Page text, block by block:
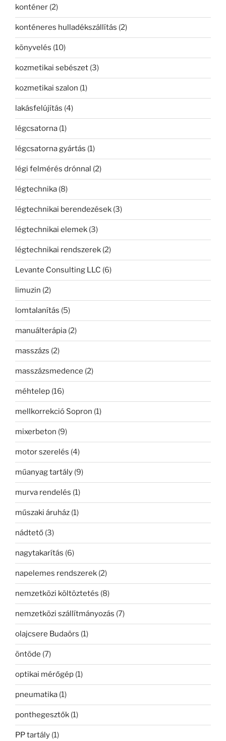
konténer (2)
konténeres hulladékszállítás (2)
könyvelés (10)
kozmetikai sebészet (3)
kozmetikai szalon (1)
lakásfelújítás (4)
légcsatorna (1)
légcsatorna gyártás (1)
légi felmérés drónnal (2)
légtechnika (8)
légtechnikai berendezések (3)
légtechnikai elemek (3)
légtechnikai rendszerek (2)
Levante Consulting LLC (6)
limuzin (2)
lomtalanítás (5)
manuálterápia (2)
masszázs (2)
masszázsmedence (2)
méhtelep (16)
mellkorrekció Sopron (1)
mixerbeton (9)
motor szerelés (4)
műanyag tartály (9)
murva rendelés (1)
műszaki áruház (1)
nádtető (3)
nagytakarítás (6)
napelemes rendszerek (2)
nemzetközi költöztetés (8)
nemzetközi szállítmányozás (7)
olajcsere Budaörs (1)
öntöde (7)
optikai mérőgép (1)
pneumatika (1)
ponthegesztők (1)
PP tartály (1)